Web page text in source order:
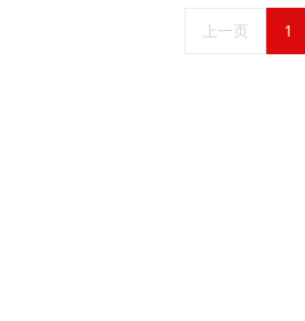
上一页 1